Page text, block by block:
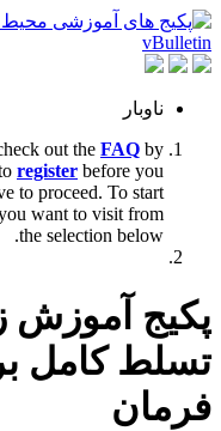
ناوبار
out the FAQ by
register before you
to proceed. To start
want to visit from
the selection below.
تسلط کامل
فرمان